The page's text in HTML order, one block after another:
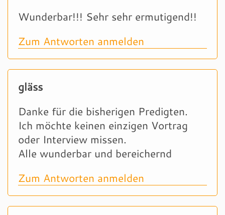
Wunderbar!!! Sehr sehr ermutigend!!
Zum Antworten anmelden
gläss
Danke für die bisherigen Predigten.
Ich möchte keinen einzigen Vortrag
oder Interview missen.
Alle wunderbar und bereichernd
Zum Antworten anmelden